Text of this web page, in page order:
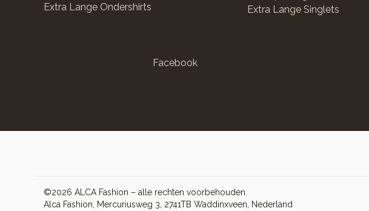
Extra Lange Ondershirts
Extra Lange Singlets
Facebook
©2026 ALCA Fashion – alle rechten voorbehouden.
Alca Fashion, Mercuriusweg 3, 2741TB Waddinxveen, Nederland